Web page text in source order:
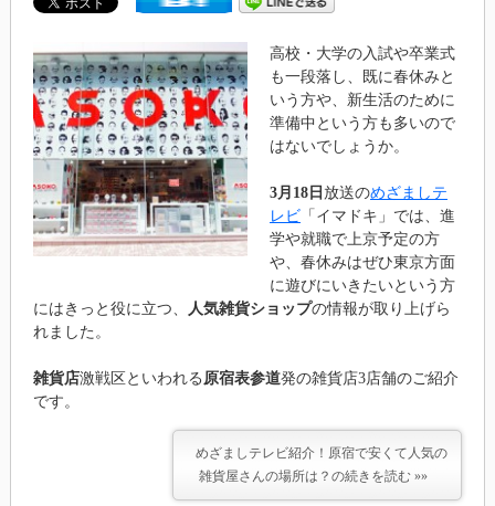
高校・大学の入試や卒業式
も一段落し、既に春休みと
いう方や、新生活のために
準備中という方も多いので
はないでしょうか。
3月18日 放送のめざましテ
レビ 「イマドキ」では、進
学や就職で上京予定の方
や、春休みはぜひ東京方面
に遊びにいきたいという方
にはきっと役に立つ、
人気雑貨ショップの情報が取り上げら
れました。
雑貨店激戦区といわれる 原宿表参道発の雑貨店3店舗のご紹介
です。
めざましテレビ紹介！原宿で安くて人気の
雑貨屋さんの場所は？の続きを読む »»